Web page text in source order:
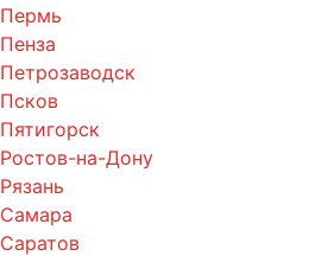
Пермь
Пенза
Петрозаводск
Псков
Пятигорск
Ростов-на-Дону
Рязань
Самара
Саратов